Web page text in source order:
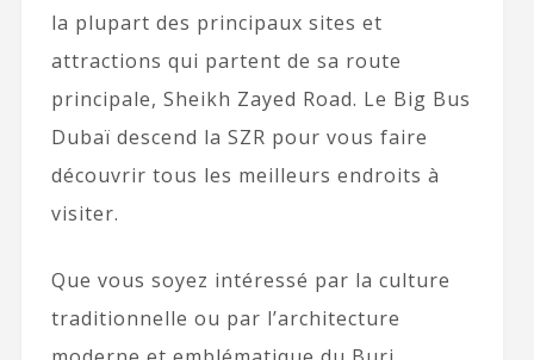
la plupart des principaux sites et
attractions qui partent de sa route
principale, Sheikh Zayed Road. Le Big Bus
Dubaï descend la SZR pour vous faire
découvrir tous les meilleurs endroits à
visiter.
Que vous soyez intéressé par la culture
traditionnelle ou par l’architecture